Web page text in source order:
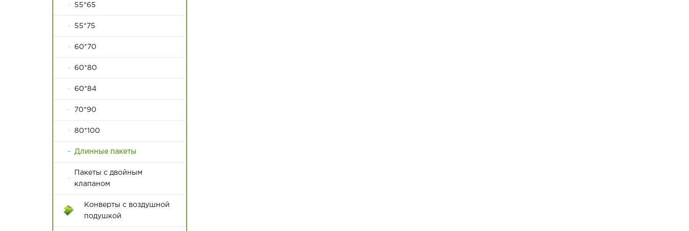
55*65
55*75
60*70
60*80
60*84
70*90
80*100
Длинные пакеты
Пакеты с двойным
клапаном
Конверты с воздушной
подушкой